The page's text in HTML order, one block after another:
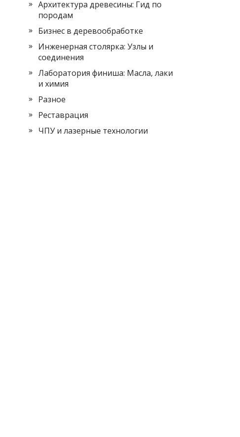
Архитектура древесины: Гид по
породам
Бизнес в деревообработке
Инженерная столярка: Узлы и
соединения
Лаборатория финиша: Масла, лаки
и химия
Разное
Реставрация
ЧПУ и лазерные технологии